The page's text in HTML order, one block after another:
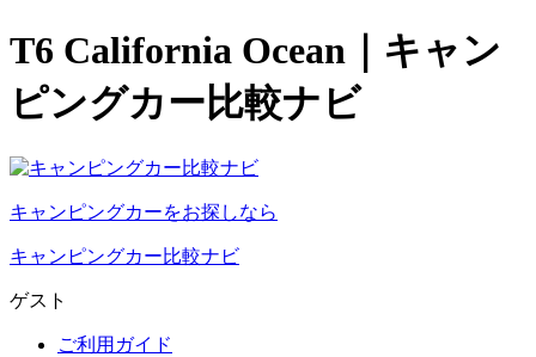
T6 California Ocean｜キャン
ピングカー比較ナビ
キャンピングカーをお探しなら
キャンピングカー比較ナビ
ゲスト
ご利用ガイド